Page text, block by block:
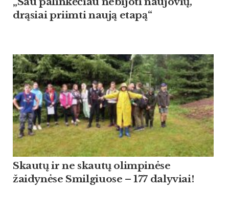
drąsiai priimti naują etapą“
Skautų ir ne skautų olimpinėse
žaidynėse Smilgiuose – 177 dalyviai!